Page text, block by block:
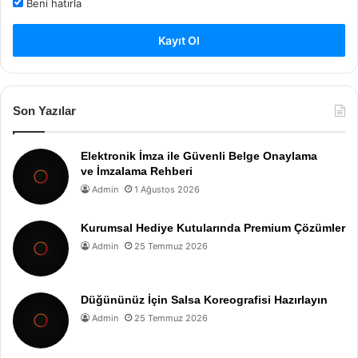
Beni hatırla
Kayıt Ol
Son Yazılar
Elektronik İmza ile Güvenli Belge Onaylama
ve İmzalama Rehberi
Admin 1 Ağustos 2026
Kurumsal Hediye Kutularında Premium Çözümler
Admin 25 Temmuz 2026
Düğününüz İçin Salsa Koreografisi Hazırlayın
Admin 25 Temmuz 2026